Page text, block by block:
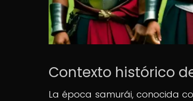
Contexto histórico
La época samurái, conocida